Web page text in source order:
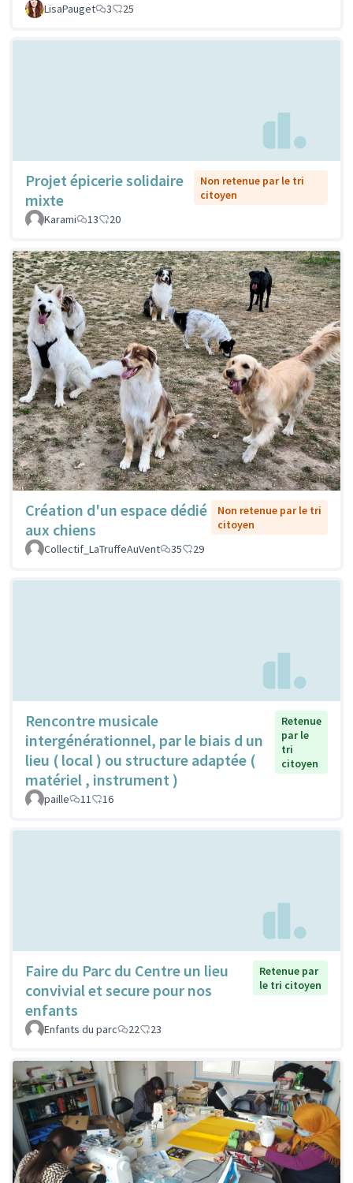
LisaPauget
3 25
Projet épicerie solidaire
mixte
Non retenue par le tri
citoyen
Karami
13 20
Création d'un espace dédié
aux chiens
Non retenue par le tri
citoyen
Collectif_LaTruffeAuVent
35 29
Rencontre musicale
intergénérationnel, par le biais d un
lieu ( local ) ou structure adaptée (
matériel , instrument )
Retenue
par le
tri
citoyen
paille 11 16
Faire du Parc du Centre un lieu
convivial et secure pour nos
enfants
Retenue par
le tri citoyen
Enfants du parc 22 23